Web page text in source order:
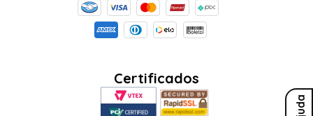
Ajuda
Certificados